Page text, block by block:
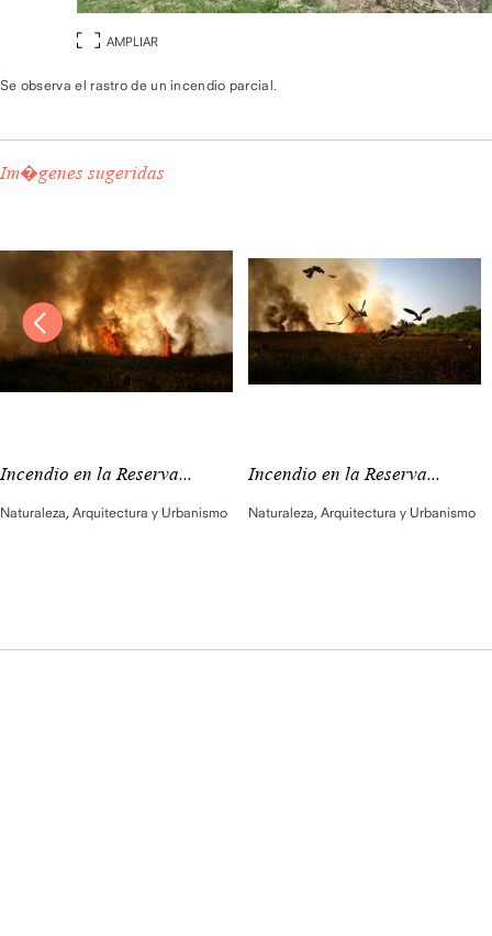
AMPLIAR
Se observa el rastro de un incendio parcial.
Im�genes sugeridas
Incendio en la Reserva...
Naturaleza, Arquitectura y Urbanismo
Incendio en la Reserva...
Naturaleza, Arquitectura y Urbanismo